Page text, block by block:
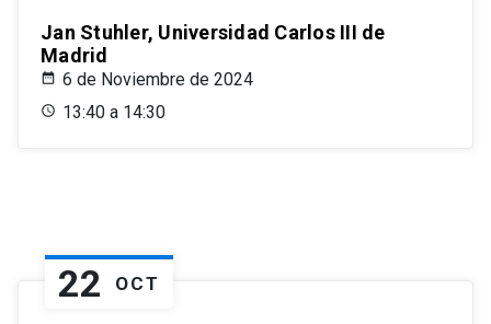
Jan Stuhler, Universidad Carlos III de
Madrid
6 de Noviembre de 2024
13:40 a 14:30
22 OCT